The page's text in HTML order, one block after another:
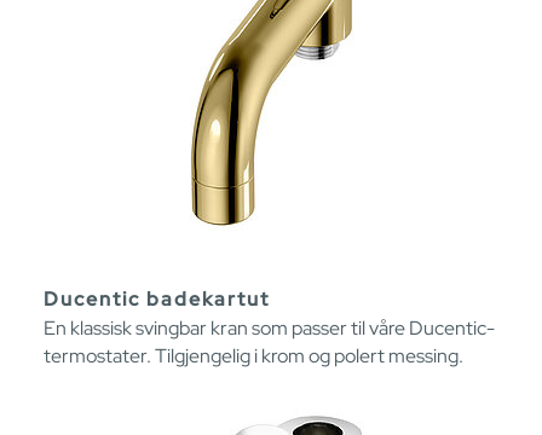
Ducentic badekartut
En klassisk svingbar kran som passer til våre Ducentic-
termostater. Tilgjengelig i krom og polert messing.